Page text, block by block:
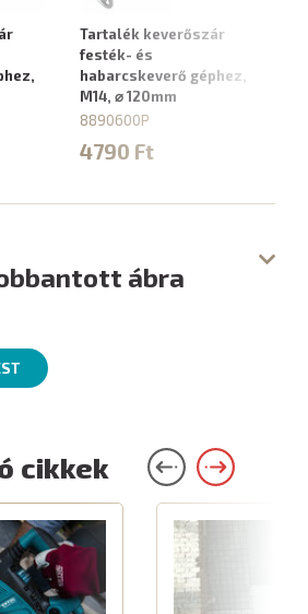
Tartalék keverőszár
festék- és
habarcskeverő géphez,
M14, ⌀ 120mm
8890600P
4790 Ft
ábra
cikkek